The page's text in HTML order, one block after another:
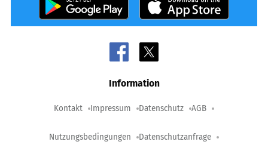
Information
Kontakt Impressum Datenschutz AGB
Nutzungsbedingungen Datenschutzanfrage